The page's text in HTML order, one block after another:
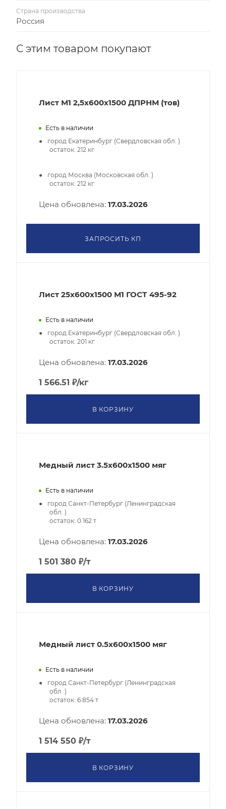
Страна производства
Россия
С этим товаром покупают
Лист М1 2,5х600х1500 ДПРНМ (тов)
Есть в наличии
город Екатеринбург (Свердловская обл. )
остаток: 212 кг
город Москва (Московская обл. )
остаток: 212 кг
Цена обновлена: 17.03.2026
ЗАПРОСИТЬ КП
Лист 25х600х1500 М1 ГОСТ 495-92
Есть в наличии
город Екатеринбург (Свердловская обл. )
остаток: 201 кг
Цена обновлена: 17.03.2026
1 566.51 ₽/кг
В КОРЗИНУ
Медный лист 3.5x600x1500 мяг
Есть в наличии
город Санкт-Петербург (Ленинградская
обл. )
остаток: 0.162 т
Цена обновлена: 17.03.2026
1 501 380 ₽/т
В КОРЗИНУ
Медный лист 0.5x600x1500 мяг
Есть в наличии
город Санкт-Петербург (Ленинградская
обл. )
остаток: 6.854 т
Цена обновлена: 17.03.2026
1 514 550 ₽/т
В КОРЗИНУ